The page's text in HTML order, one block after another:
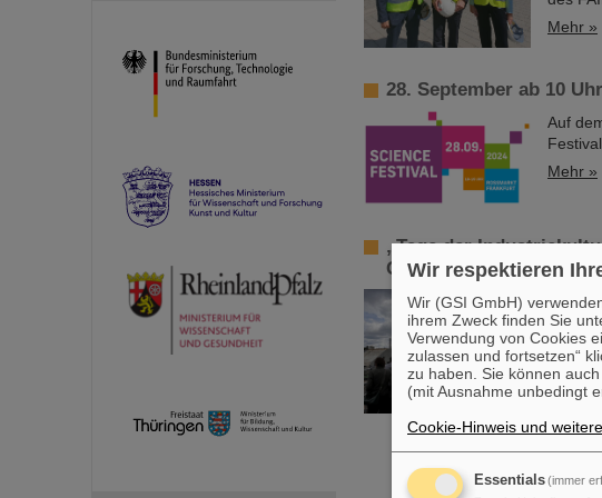
Mehr »
28. September ab 10
Auf
Mehr »
„Tage der
GSI/FAIR
Die
das
Mehr »
Wir respektieren
Wir (GSI GmbH)
ihrem Zweck finden Sie
Verwendung von Cookies
zulassen und fortsetzen“
zu haben. Sie können
(mit Ausnahme unbedingt
Cookie-Hinweis und
Essentials(immer